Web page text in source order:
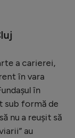
a carierei,
în vara
în
sub formă de
nu a reușit să
au